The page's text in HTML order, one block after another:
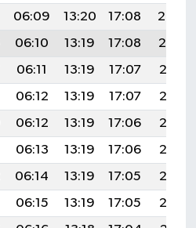
06:09 13:20 17:08
20:20
06:10 13:19 17:08
20:19
06:11 13:19 17:07
20:18
06:12 13:19 17:07
20:17
06:12 13:19 17:06
20:16
06:13 13:19 17:06
20:15
06:14 13:19 17:05
20:13
06:15 13:19 17:05
20:12